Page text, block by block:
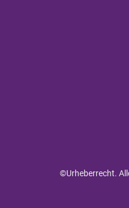
©Urheberrecht.